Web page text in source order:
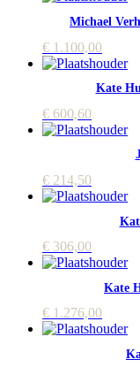
Michael
€ 1.100,00
Kate
€ 600,60
€ 214,50
€ 306,00
Kate
€ 1.276,00